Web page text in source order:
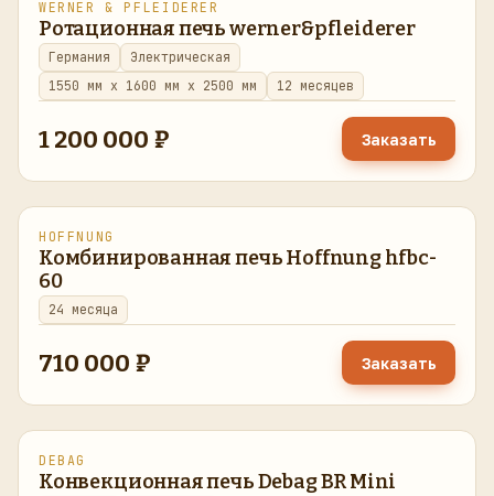
восстановлено в наличии
WERNER & PFLEIDERER
Ротационная печь werner&pfleiderer
Германия
Электрическая
1550 мм x 1600 мм x 2500 мм
12 месяцев
1 200 000 ₽ Заказать
в наличии
HOFFNUNG
Комбинированная печь Hoffnung hfbc-
60
24 месяца
710 000 ₽ Заказать
восстановлено
DEBAG
Конвекционная печь Debаg BR Mini